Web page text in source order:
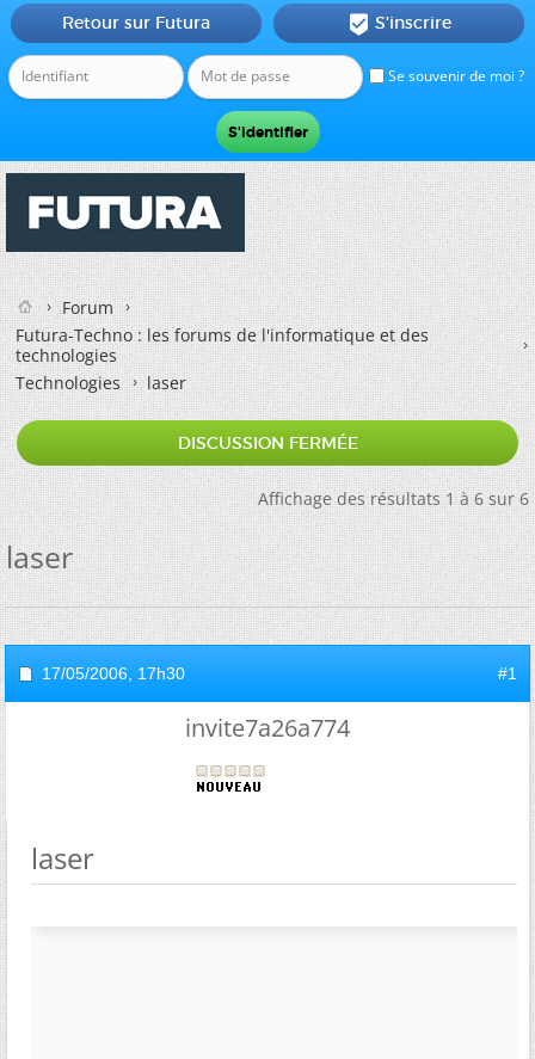
Se souvenir de moi ?
Retour sur Futura  S'inscrire
Forum
Futura-Techno : les forums de l'informatique et des
technologies
Technologies
laser
DISCUSSION FERMÉE
Affichage des résultats 1 à 6 sur 6
laser
17/05/2006, 17h30 #1
invite7a26a774
laser